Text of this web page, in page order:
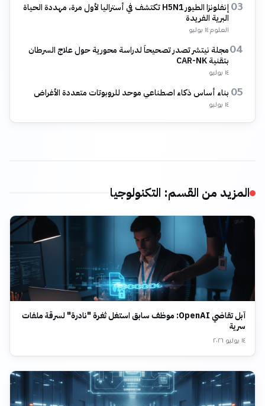
03
إنفلونزا الطيور H5N1 تكتشف في أستراليا لأول مرة، مهددة الحياة
البرية الفريدة
العلوم·١٤ يوليو
04مجلة نيتشر تصدر تصحيحاً لدراسة محورية حول علاج السرطان
بتقنية CAR-NK
١٤ يوليو
05 بناء أساس ذكاء اصطناعي موحد للروبوتات متعددة الأغراض
١٤ يوليو
المزيد من القسم: التكنولوجيا
آبل تقاضي OpenAI: موظف سابق استغل ثغرة "نادرة" لسرقة ملفات
سرية
١٤ يوليو ٢٠٢٦